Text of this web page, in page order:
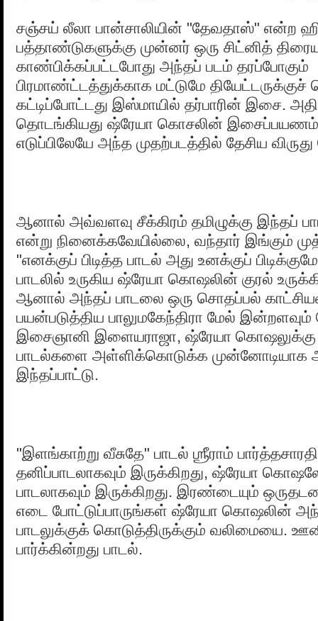
சஞ்சய் லீலா பான்சாலியின் "தேவதாஸ்" என்ற
பத்தாண்டுகளுக்கு முன்னர் ஒரு சிட்னித்
காண்பிக்கப்பட்டபோது அந்தப் படம் தரப்போகும்
பிரமாண்ட்டத்துக்காக மட்டுமே
கட்டிப்போட்டது இஸ்மாயில் தர்பாரின் இசை.
தொடங்கியது ஷ்ரேயா கொசலின்
எடுப்பிலேயே அந்த முதற்படத்தில் தேசிய விருது
ஆனால் அவ்வளவு சீக்கிரம் தமிழுக்கு இந்தப்
என்று நினைக்கவேயில்லை, வந்தார் இங்கும்
"எனக்குப் பிடித்த பாடல் அது உனக்குப்
பாடலில் உருகிய ஷ்ரேயா கொஷலின் குரல்
ஆனால் அந்தப் பாடலை ஒரு சொதப்பல்
பயன்படுத்திய பாலுமகேந்திரா மேல்
இசைஞானி இளையராஜா, ஷ்ரேயா கொஷலுக்கு
பாடல்களை அள்ளிக்கொடுக்க முன்னோடியாக
இந்தப்பாட்டு.
"இளங்காற்று வீசுதே" பாடல் ஶ்ரீராம்
தனிப்பாடலாகவும் இருக்கிறது, ஷ்ரேயா
பாடலாகவும் இருக்கிறது. இரண்டையும்
எடை போட்டுப்பாருங்கள் ஷ்ரேயா கொஷலின்
பாடலுக்குக் கொடுத்திருக்கும் வலிமையை.
பார்க்கின்றது பாடல்.